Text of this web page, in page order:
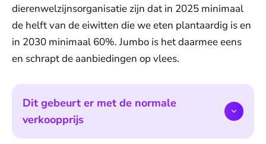
dierenwelzijnsorganisatie zijn dat in 2025 minimaal
de helft van de eiwitten die we eten plantaardig is en
in 2030 minimaal 60%. Jumbo is het daarmee eens
en schrapt de aanbiedingen op vlees.
Dit gebeurt er met de normale
verkoopprijs